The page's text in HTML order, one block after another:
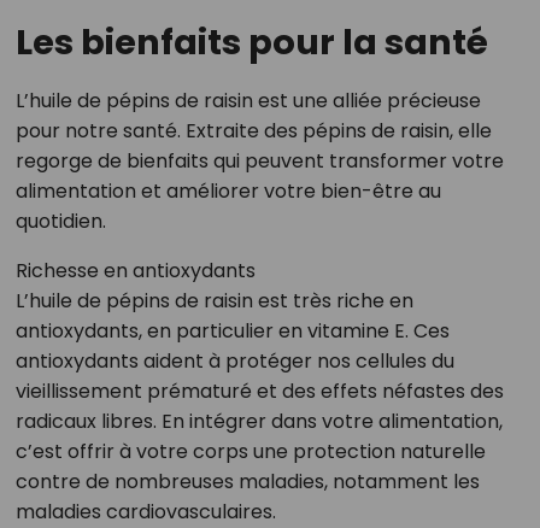
Les bienfaits pour la santé
L’huile de pépins de raisin est une alliée précieuse
pour notre santé. Extraite des pépins de raisin, elle
regorge de bienfaits qui peuvent transformer votre
alimentation et améliorer votre bien-être au
quotidien.
Richesse en antioxydants
L’huile de pépins de raisin est très riche en
antioxydants, en particulier en vitamine E. Ces
antioxydants aident à protéger nos cellules du
vieillissement prématuré et des effets néfastes des
radicaux libres. En intégrer dans votre alimentation,
c’est offrir à votre corps une protection naturelle
contre de nombreuses maladies, notamment les
maladies cardiovasculaires.